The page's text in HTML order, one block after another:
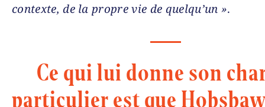
contexte, de la propre vie de quelqu’un ».
Ce qui lui donne son
particulier est que